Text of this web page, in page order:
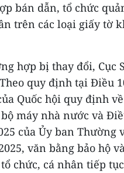
bán dẫn, tổ chức
trên các loại giấy tờ
hợp bị thay đổi, Cục
quy định tại Điều
Quốc hội quy định
máy nhà nước và
của Ủy ban
văn bằng bảo hộ
tổ chức, cá nhân tiếp